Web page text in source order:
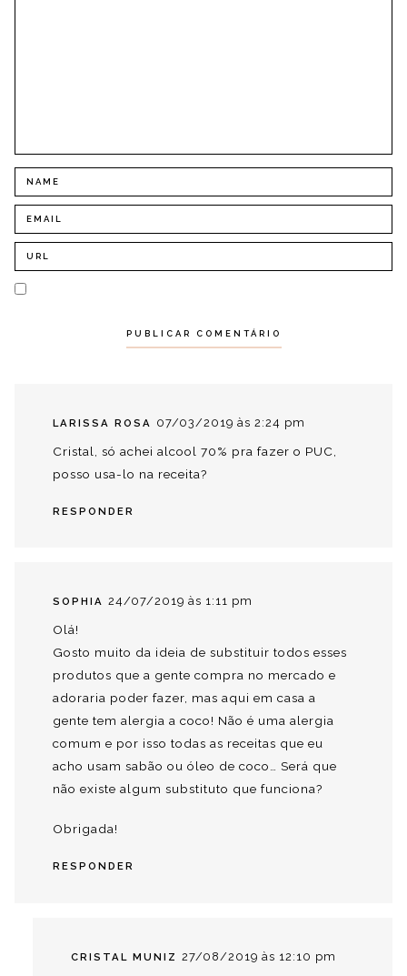
LARISSA ROSA 07/03/2019 às 2:24 pm
Cristal, só achei alcool 70% pra fazer o PUC,
posso usa-lo na receita?
RESPONDER
SOPHIA 24/07/2019 às 1:11 pm
Olá!
Gosto muito da ideia de substituir todos esses
produtos que a gente compra no mercado e
adoraria poder fazer, mas aqui em casa a
gente tem alergia a coco! Não é uma alergia
comum e por isso todas as receitas que eu
acho usam sabão ou óleo de coco… Será que
não existe algum substituto que funciona?
Obrigada!
RESPONDER
CRISTAL MUNIZ 27/08/2019 às 12:10 pm